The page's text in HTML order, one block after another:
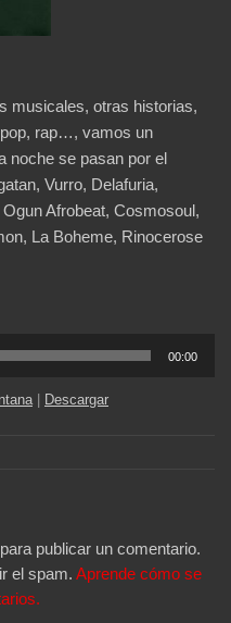
musicales, otras historias,
rap…, vamos un
noche se pasan por el
Vurro, Delafuria,
Afrobeat, Cosmosoul,
La Boheme, Rinocerose
00:00
| Descargar
para publicar un comentario.
el spam. Aprende cómo se